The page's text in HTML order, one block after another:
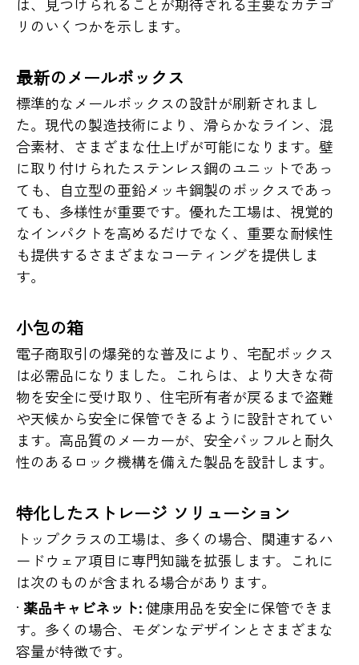
リのいくつかを示します。
最新のメールボックス
標準的なメールボックスの設計が刷新されまし
た。現代の製造技術により、滑らかなライン、混
合素材、さまざまな仕上げが可能になります。壁
に取り付けられたステンレス鋼のユニットであっ
ても、自立型の亜鉛メッキ鋼製のボックスであっ
ても、多様性が重要です。優れた工場は、視覚的
なインパクトを高めるだけでなく、重要な耐候性
も提供するさまざまなコーティングを提供しま
す。
小包の箱
電子商取引の爆発的な普及により、宅配ボックス
は必需品になりました。これらは、より大きな荷
物を安全に受け取り、住宅所有者が戻るまで盗難
や天候から安全に保管できるように設計されてい
ます。高品質のメーカーが、安全バッフルと耐久
性のあるロック機構を備えた製品を設計します。
特化したストレージ ソリューション
トップクラスの工場は、多くの場合、関連するハ
ードウェア項目に専門知識を拡張します。これに
は次のものが含まれる場合があります。
· 薬品キャビネット:健康用品を安全に保管できま
す。多くの場合、モダンなデザインとさまざまな
容量が特徴です。